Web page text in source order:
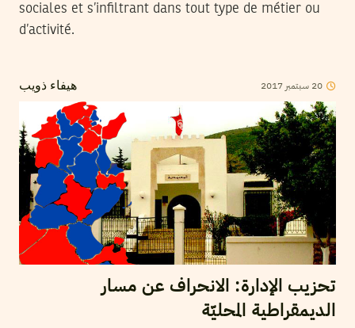
sociales et s’infiltrant dans tout type de métier ou
d’activité.
هيفاء ذويب 20 سبتمبر 2017
تحزيب الإدارة: الانحراف عن مسار
الديمقراطية المحليّة